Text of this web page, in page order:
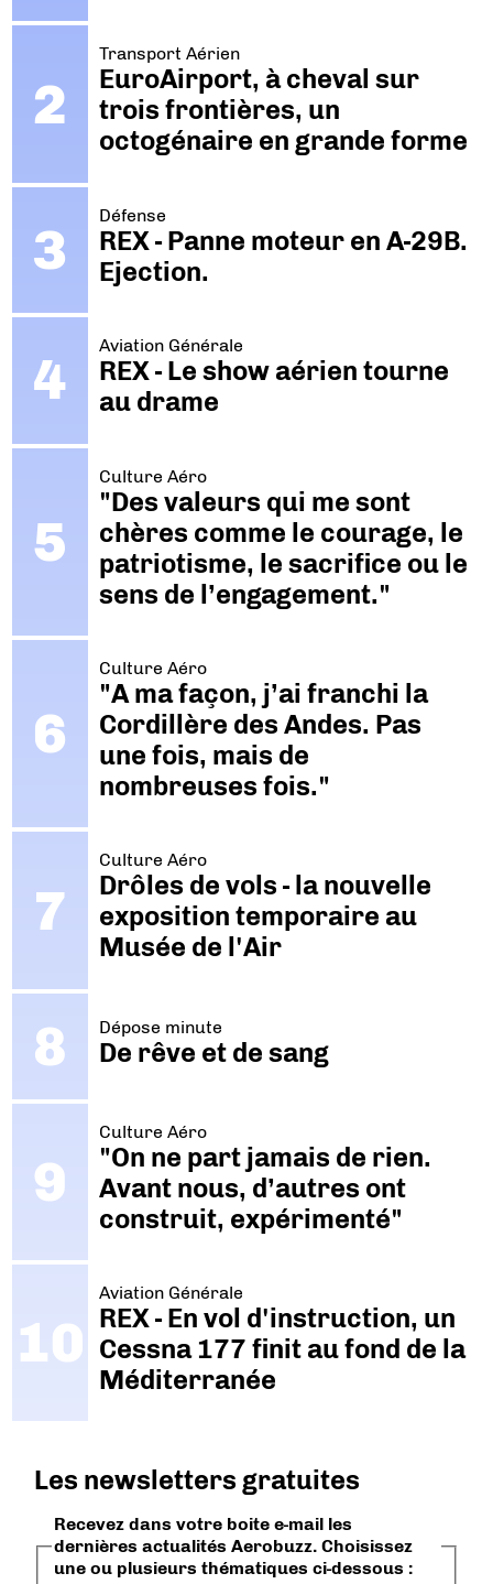
Transport Aérien
EuroAirport, à cheval sur
trois frontières, un
octogénaire en grande forme
Défense
REX - Panne moteur en A-29B.
Ejection.
Aviation Générale
REX - Le show aérien tourne
au drame
Culture Aéro
"Des valeurs qui me sont
chères comme le courage, le
patriotisme, le sacrifice ou le
sens de l’engagement."
Culture Aéro
"A ma façon, j’ai franchi la
Cordillère des Andes. Pas
une fois, mais de
nombreuses fois."
Culture Aéro
Drôles de vols - la nouvelle
exposition temporaire au
Musée de l'Air
Dépose minute
De rêve et de sang
Culture Aéro
"On ne part jamais de rien.
Avant nous, d’autres ont
construit, expérimenté"
Aviation Générale
REX - En vol d'instruction, un
Cessna 177 finit au fond de la
Méditerranée
Les newsletters gratuites
Recevez dans votre boite e-mail les
dernières actualités Aerobuzz. Choisissez
une ou plusieurs thématiques ci-dessous :